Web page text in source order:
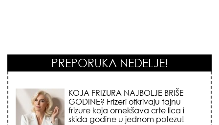
PREPORUKA NEDELJE!
KOJA FRIZURA NAJBOLJE BRIŠE
GODINE? Frizeri otkrivaju tajnu
frizure koja omekšava crte lica i
skida godine u jednom potezu!